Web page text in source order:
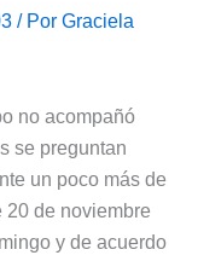
/ Por Graciela
no acompañó
se preguntan
un poco más de
20 de noviembre
y de acuerdo